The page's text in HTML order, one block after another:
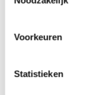
Voorkeuren
Statistieken